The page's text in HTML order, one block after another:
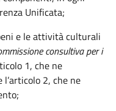
Unificata;
e le attività culturali
consultiva per i
1, che ne
2, che ne